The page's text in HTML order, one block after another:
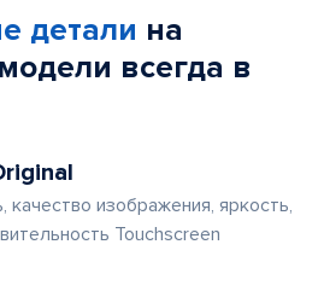
детали на
модели всегда в
качество изображения, яркость,
Touchscreen